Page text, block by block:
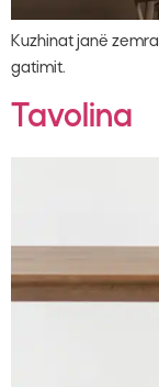
Kuzhinat janë
gatimit.
Tavolina